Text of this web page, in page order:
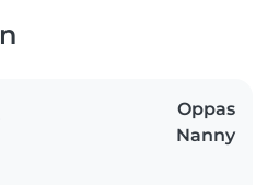
Oppas
Nanny